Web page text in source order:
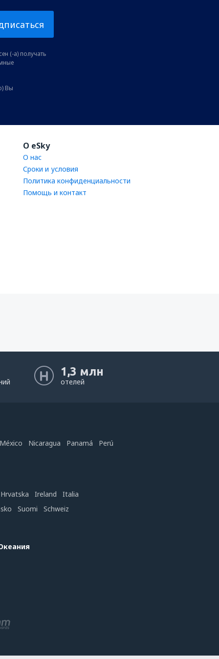
(-а) получать
Вы
O eSky
О нас
Сроки и условия
Политика конфиденциальности
Помощь и контакт
1,3 млн
отелей
México Nicaragua Panamá Perú
Hrvatska Ireland
Italia
Suomi Schweiz